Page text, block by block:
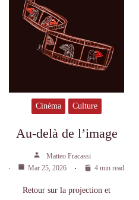
Cinéma Culture
Au-delà de l’image
Matteo Fracassi
Mar 25, 2026
4 min read
Retour sur la projection et